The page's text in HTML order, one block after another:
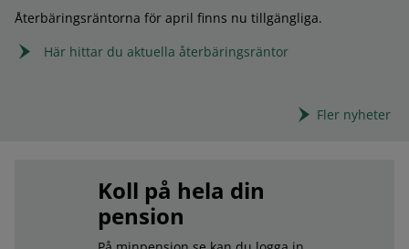
Återbäringsräntorna för april finns nu tillgängliga.
Här hittar du aktuella återbäringsräntor
Fler nyheter
Koll på hela din
pension